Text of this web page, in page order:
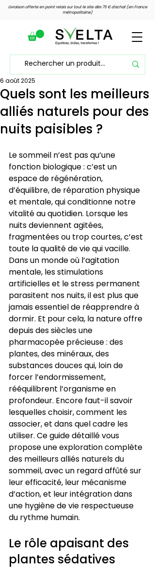
Voir les points
Livraison offerte en point relais sur tout le site dès 75 € d'achat (en France
métropolitaine)
Quels sont les meilleurs
alliés naturels pour des
nuits paisibles ?
6 août 2025
Le sommeil n’est pas qu’une
fonction biologique : c’est un
espace de régénération,
d’équilibre, de réparation physique
et mentale, qui conditionne notre
vitalité au quotidien. Lorsque les
nuits deviennent agitées,
fragmentées ou trop courtes, c’est
toute la qualité de vie qui vacille.
Dans un monde où l’agitation
mentale, les stimulations
artificielles et le stress permanent
parasitent nos nuits, il est plus que
jamais essentiel de réapprendre à
dormir. Et pour cela, la nature offre
depuis des siècles une
pharmacopée précieuse : des
plantes, des minéraux, des
substances douces qui, loin de
forcer l’endormissement,
rééquilibrent l’organisme en
profondeur. Encore faut-il savoir
lesquelles choisir, comment les
associer, et dans quel cadre les
utiliser. Ce guide détaillé vous
propose une exploration complète
des meilleurs alliés naturels du
sommeil, avec un regard affûté sur
leur efficacité, leur mécanisme
d’action, et leur intégration dans
une hygiène de vie respectueuse
du rythme humain.
Le rôle apaisant des
plantes sédatives